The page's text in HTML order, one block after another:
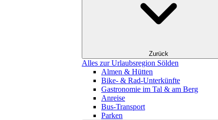
Zurück
Alles zur Urlaubsregion Sölden
Almen & Hütten
Bike- & Rad-Unterkünfte
Gastronomie im Tal & am Berg
Anreise
Bus-Transport
Parken